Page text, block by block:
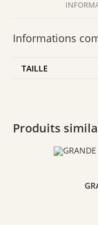
Informations
TAILLE
Produits